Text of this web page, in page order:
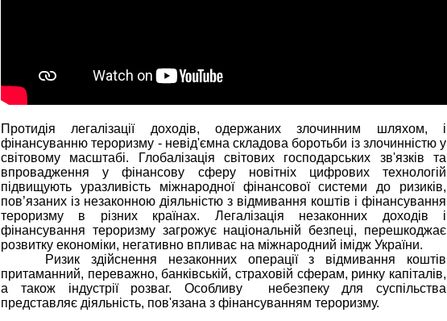
Протидія легалізації доходів, одержаних злочинним шляхом, і
фінансуванню тероризму - невід'ємна складова боротьби із злочинністю у
світовому масштабі. Глобалізація світових господарських зв'язків та
впровадження у фінансову сферу новітніх цифрових технологій
підвищують уразливість міжнародної фінансової системи до ризиків,
пов’язаних із незаконною діяльністю з відмивання коштів і фінансування
тероризму в різних країнах. Легалізація незаконних доходів і
фінансування тероризму загрожує національній безпеці, перешкоджає
розвитку економіки, негативно впливає на міжнародний імідж України.
Ризик здійснення незаконних операції з відмивання коштів
притаманний, переважно, банківській, страховій сферам, ринку капіталів,
а також індустрії розваг. Особливу небезпеку для суспільства
представляє діяльність, пов'язана з фінансуванням тероризму.